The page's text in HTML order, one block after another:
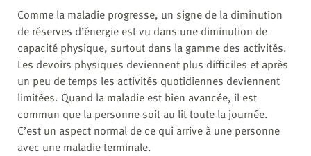
Comme la maladie progresse, un signe de la diminution
de réserves d’énergie est vu dans une diminution de
capacité physique, surtout dans la gamme des activités.
Les devoirs physiques deviennent plus difficiles et après
un peu de temps les activités quotidiennes deviennent
limitées. Quand la maladie est bien avancée, il est
commun que la personne soit au lit toute la journée.
C’est un aspect normal de ce qui arrive à une personne
avec une maladie terminale.